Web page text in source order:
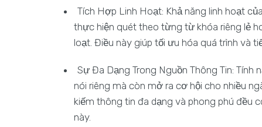
Tích Hợp Linh Hoạt: Khả năng linh hoạt
thực hiện quét theo từng từ khóa riêng lẻ
loạt. Điều này giúp tối ưu hóa quá trình và
Sự Đa Dạng Trong Nguồn Thông Tin:
nói riêng mà còn mở ra cơ hội cho nhiều
kiếm thông tin đa dạng và phong phú đều
này.